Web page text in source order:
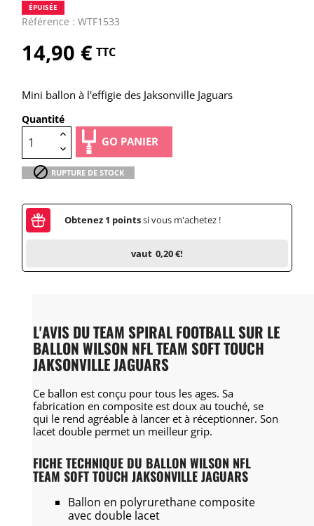
Référence : WTF1533
ÉPUISÉE
14,90 € TTC
Mini ballon à l'effigie des Jaksonville Jaguars
Quantité
GO PANIER
 RUPTURE DE STOCK
Obtenez 1 pointssi vous m'achetez !
vaut 0,20 €!
L'AVIS DU TEAM SPIRAL FOOTBALL SUR LE
BALLON WILSON NFL TEAM SOFT TOUCH
JAKSONVILLE JAGUARS
Ce ballon est conçu pour tous les ages. Sa
fabrication en composite est doux au touché, se
qui le rend agréable à lancer et à réceptionner. Son
lacet double permet un meilleur grip.
FICHE TECHNIQUE DU BALLON WILSON NFL
TEAM SOFT TOUCH JAKSONVILLE JAGUARS
Ballon en polyrurethane composite
avec double lacet